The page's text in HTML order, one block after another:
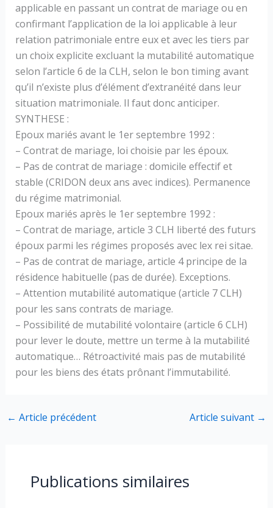
applicable en passant un contrat de mariage ou en
confirmant l’application de la loi applicable à leur
relation patrimoniale entre eux et avec les tiers par
un choix explicite excluant la mutabilité automatique
selon l’article 6 de la CLH, selon le bon timing avant
qu’il n’existe plus d’élément d’extranéité dans leur
situation matrimoniale. Il faut donc anticiper.
SYNTHESE :
Epoux mariés avant le 1er septembre 1992 :
– Contrat de mariage, loi choisie par les époux.
– Pas de contrat de mariage : domicile effectif et
stable (CRIDON deux ans avec indices). Permanence
du régime matrimonial.
Epoux mariés après le 1er septembre 1992 :
– Contrat de mariage, article 3 CLH liberté des futurs
époux parmi les régimes proposés avec lex rei sitae.
– Pas de contrat de mariage, article 4 principe de la
résidence habituelle (pas de durée). Exceptions.
– Attention mutabilité automatique (article 7 CLH)
pour les sans contrats de mariage.
– Possibilité de mutabilité volontaire (article 6 CLH)
pour lever le doute, mettre un terme à la mutabilité
automatique… Rétroactivité mais pas de mutabilité
pour les biens des états prônant l’immutabilité.
← Article précédent Article suivant →
Publications similaires